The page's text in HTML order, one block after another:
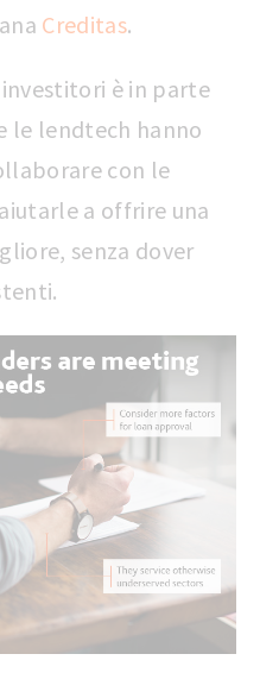
Creditas.
è in parte
le lendtech hanno
con le
a offrire una
senza dover